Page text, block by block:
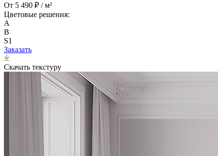
От 5 490 ₽ / м²
Цветовые решения:
A
B
S1
Заказать
Скачать текстуру